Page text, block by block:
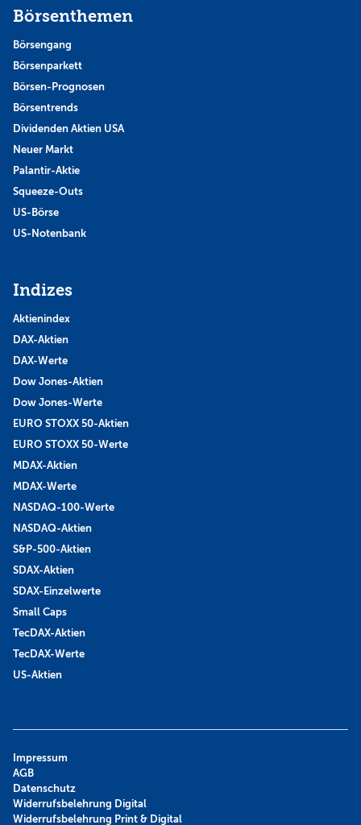
Börsenthemen
Börsengang
Börsenparkett
Börsen-Prognosen
Börsentrends
Dividenden Aktien USA
Neuer Markt
Palantir-Aktie
Squeeze-Outs
US-Börse
US-Notenbank
Indizes
Aktienindex
DAX-Aktien
DAX-Werte
Dow Jones-Aktien
Dow Jones-Werte
EURO STOXX 50-Aktien
EURO STOXX 50-Werte
MDAX-Aktien
MDAX-Werte
NASDAQ-100-Werte
NASDAQ-Aktien
S&P-500-Aktien
SDAX-Aktien
SDAX-Einzelwerte
Small Caps
TecDAX-Aktien
TecDAX-Werte
US-Aktien
Impressum
AGB
Datenschutz
Widerrufsbelehrung Digital
Widerrufsbelehrung Print & Digital